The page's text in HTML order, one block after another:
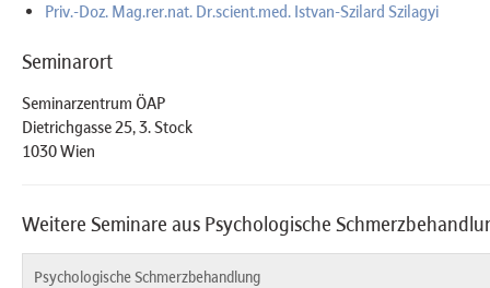
Priv.-Doz. Mag.rer.nat. Dr.scient.med. Istvan-Szilard Szilagyi
Seminarort
Seminarzentrum ÖAP
Dietrichgasse 25, 3. Stock
1030 Wien
Weitere Seminare aus Psychologische
Psychologische Schmerzbehandlung